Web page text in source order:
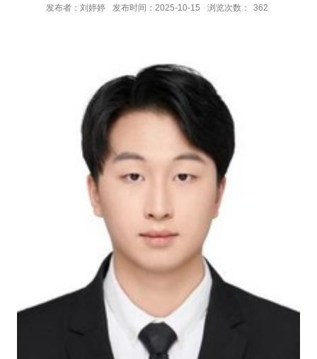
发布者：刘婷婷 发布时间：2025-10-15 浏览次数： 362